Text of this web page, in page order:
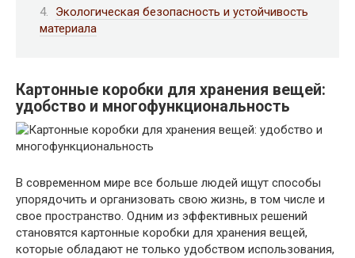
Экологическая безопасность и устойчивость
материала
Картонные коробки для хранения вещей:
удобство и многофункциональность
В современном мире все больше людей ищут способы
упорядочить и организовать свою жизнь, в том числе и
свое пространство. Одним из эффективных решений
становятся картонные коробки для хранения вещей,
которые обладают не только удобством использования,